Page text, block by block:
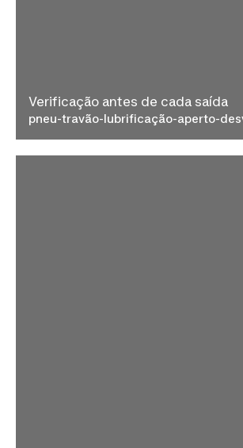
Verificação antes de cada saída
pneu-travão-lubrificação-aperto-